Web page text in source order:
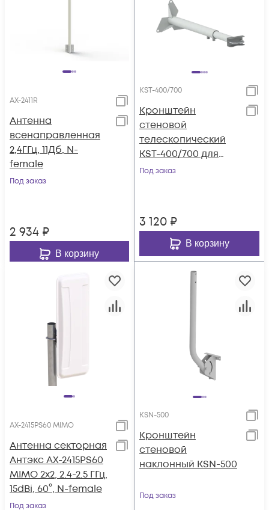
AX-2411R
Антенна
всенаправленная
2,4ГГц, 11Дб, N-
female
Под заказ
2 934 ₽
В корзину
KST-400/700
Кронштейн
стеновой
телескопический
KST-400/700 для
крепления мачт
Под заказ
3 120 ₽
В корзину
AX-2415PS60 MIMO
Антенна секторная
Антэкс AX-2415PS60
MIMO 2x2, 2.4-2.5 ГГц,
15dBi, 60°, N-female
Под заказ
KSN-500
Кронштейн
стеновой
наклонный KSN-500
Под заказ